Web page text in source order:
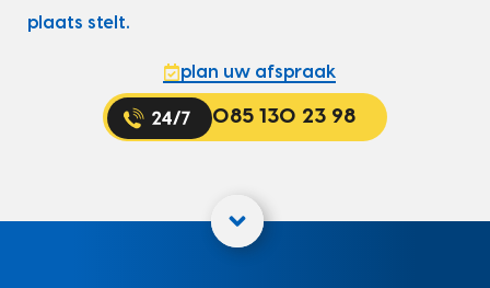
plaats stelt.
plan uw afspraak
085 130 23 98